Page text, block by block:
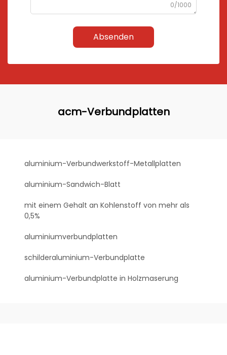
0/1000
Absenden
acm-Verbundplatten
aluminium-Verbundwerkstoff-Metallplatten
aluminium-Sandwich-Blatt
mit einem Gehalt an Kohlenstoff von mehr als
0,5%
aluminiumverbundplatten
schilderaluminium-Verbundplatte
aluminium-Verbundplatte in Holzmaserung